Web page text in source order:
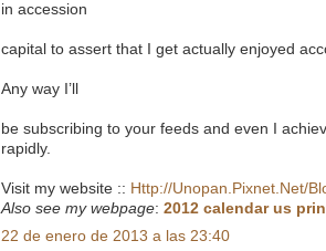
in accession
capital to assert that I get actually enjoyed
Any way I’ll
be subscribing to your feeds and even I
rapidly.
Visit my website :: Http://Unopan.Pixnet.Net/
Also see my webpage: 2012 calendar us
22 de enero de 2013 a las 23:40